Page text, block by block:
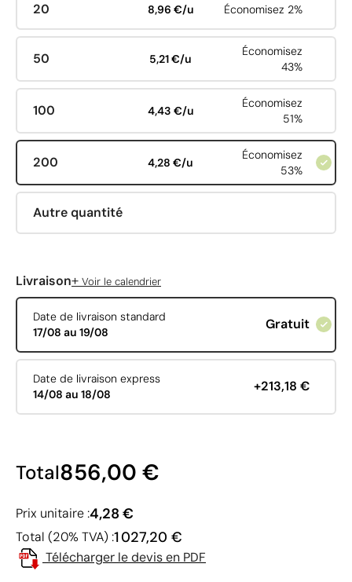
20 8,96 €/u Économisez 2%
50 5,21 €/u
Économisez
43%
100 4,43 €/u
Économisez
51%
200 4,28 €/u
Économisez
53%
Autre quantité
Livraison+ Voir le calendrier
Date de livraison standard
17/08 au 19/08
Gratuit
Date de livraison express
14/08 au 18/08
+213,18 €
Total856,00 €
Prix unitaire :4,28 €
Total (20% TVA) :1 027,20 €
Télécharger le devis en PDF